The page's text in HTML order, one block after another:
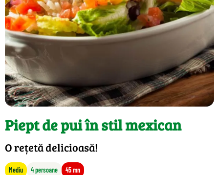
Piept de pui în stil mexican
O rețetă delicioasă!
Mediu 4 persoane 45 mn